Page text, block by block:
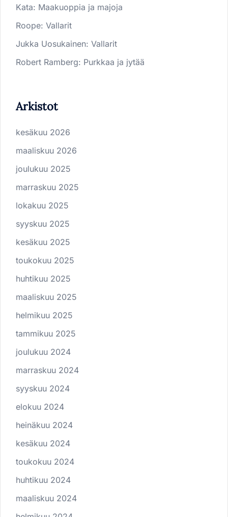
Kata: Maakuoppia ja majoja
Roope: Vallarit
Jukka Uosukainen: Vallarit
Robert Ramberg: Purkkaa ja jytää
Arkistot
kesäkuu 2026
maaliskuu 2026
joulukuu 2025
marraskuu 2025
lokakuu 2025
syyskuu 2025
kesäkuu 2025
toukokuu 2025
huhtikuu 2025
maaliskuu 2025
helmikuu 2025
tammikuu 2025
joulukuu 2024
marraskuu 2024
syyskuu 2024
elokuu 2024
heinäkuu 2024
kesäkuu 2024
toukokuu 2024
huhtikuu 2024
maaliskuu 2024